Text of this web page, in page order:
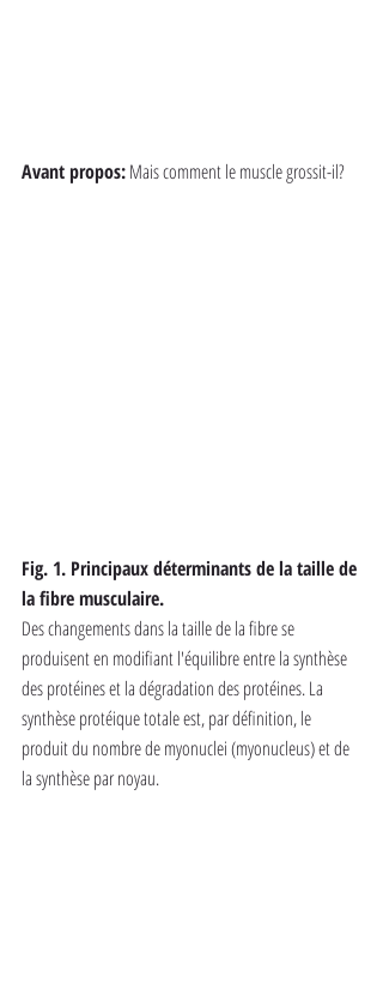
Avant propos: Mais comment le muscle grossit-il?
Fig. 1. Principaux déterminants de la taille de
la fibre musculaire.
Des changements dans la taille de la fibre se
produisent en modifiant l'équilibre entre la synthèse
des protéines et la dégradation des protéines. La
synthèse protéique totale est, par définition, le
produit du nombre de myonuclei (myonucleus) et de
la synthèse par noyau.